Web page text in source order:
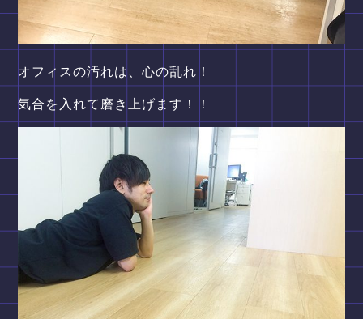
オフィスの汚れは、心の乱れ！
気合を入れて磨き上げます！！